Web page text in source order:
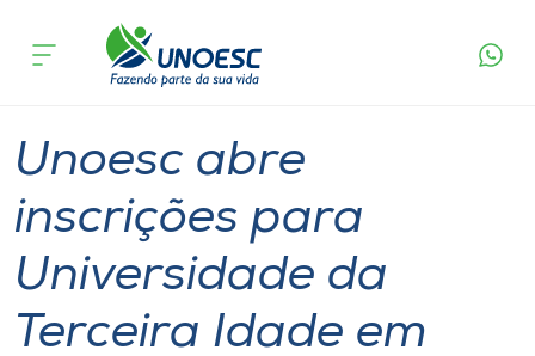
Cursos
Pesquisa
Atendimento ao Estudante
Portal de Ensino
acontece
Unoesc abre
inscrições para
Universidade da
Terceira Idade em